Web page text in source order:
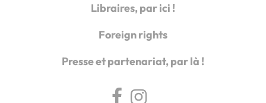
Libraires, par ici !
Foreign rights
Presse et partenariat, par là !